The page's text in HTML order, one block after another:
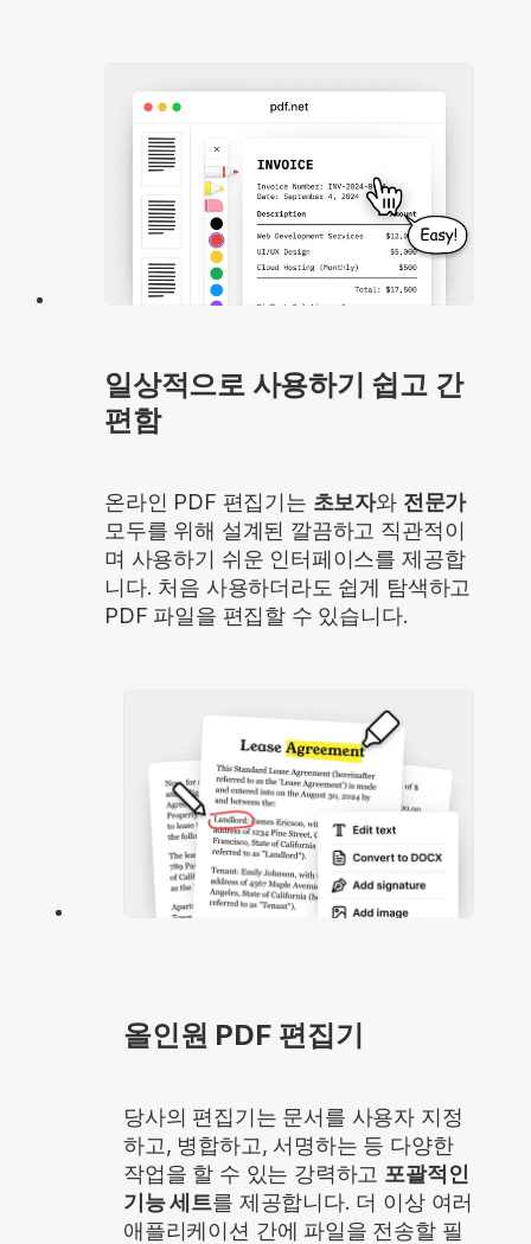
일상적으로 사용하기 쉽고 간
편함
온라인 PDF 편집기는 초보자와 전문가
모두를 위해 설계된 깔끔하고 직관적이
며 사용하기 쉬운 인터페이스를 제공합
니다. 처음 사용하더라도 쉽게 탐색하고
PDF 파일을 편집할 수 있습니다.
올인원 PDF 편집기
당사의 편집기는 문서를 사용자 지정
하고, 병합하고, 서명하는 등 다양한
작업을 할 수 있는 강력하고 포괄적인
기능 세트를 제공합니다. 더 이상 여러
애플리케이션 간에 파일을 전송할 필